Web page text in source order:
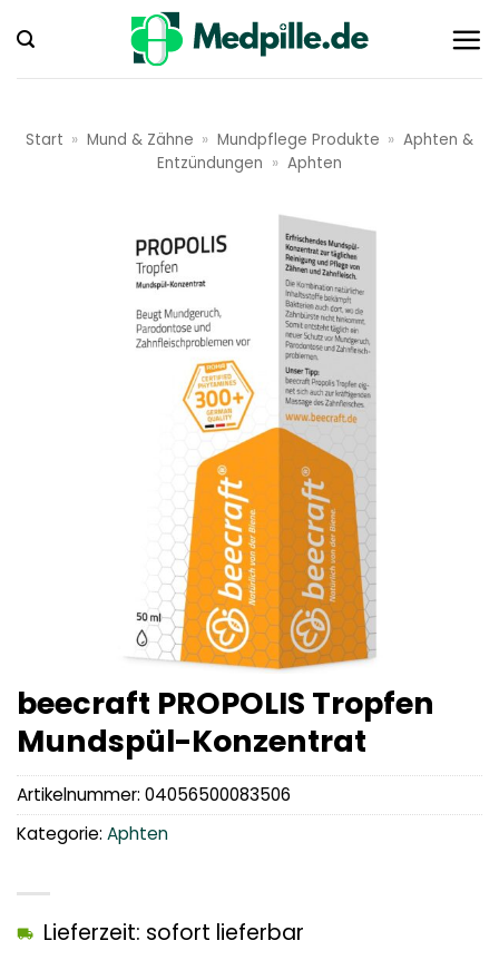
Inhalt
springen
Start » Mund & Zähne » Mundpflege Produkte » Aphten &
Entzündungen » Aphten
beecraft PROPOLIS Tropfen
Mundspül-Konzentrat
Lieferzeit: sofort lieferbar
Artikelnummer: 04056500083506
Kategorie: Aphten